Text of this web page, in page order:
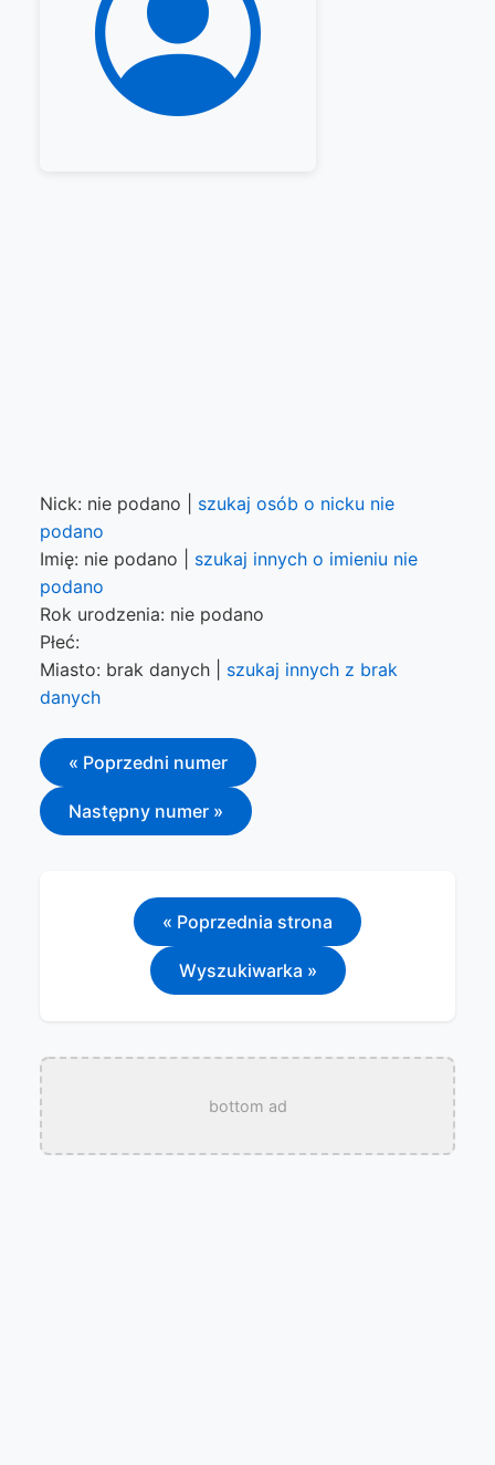
Nick: nie podano | szukaj osób o nicku nie
podano
Imię: nie podano | szukaj innych o imieniu nie
podano
Rok urodzenia: nie podano
Płeć:
Miasto: brak danych | szukaj innych z brak
danych
« Poprzedni numer
Następny numer »
« Poprzednia strona
Wyszukiwarka »
bottom ad